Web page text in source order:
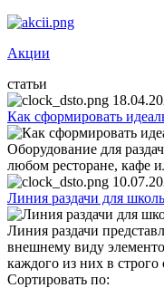
Акции
статьи
Как сформировать
Оборудование для
любом ресторане, кафе
Линия раздачи для
Линия раздачи
внешнему виду
каждого из них в строго
Сортировать по: